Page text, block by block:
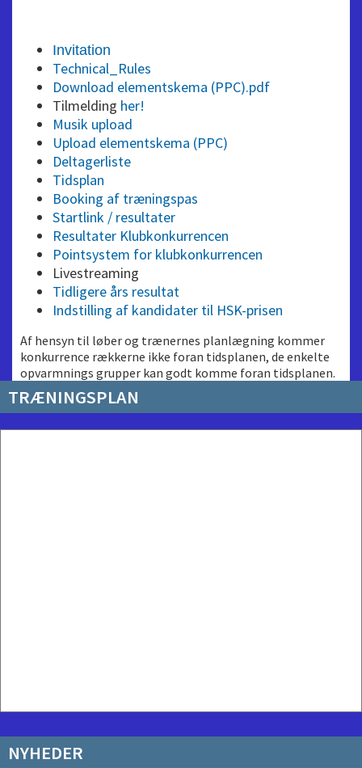
Invitation
Technical_Rules
Download elementskema (PPC).pdf
Tilmelding her!
Musik upload
Upload elementskema (PPC)
Deltagerliste
Tidsplan
Booking af træningspas
Startlink / resultater
Resultater Klubkonkurrencen
Pointsystem for klubkonkurrencen
Livestreaming
Tidligere års resultat
Indstilling af kandidater til HSK-prisen
Af hensyn til løber og trænernes planlægning kommer
konkurrence rækkerne ikke foran tidsplanen, de enkelte
opvarmnings grupper kan godt komme foran tidsplanen.
TRÆNINGSPLAN
NYHEDER